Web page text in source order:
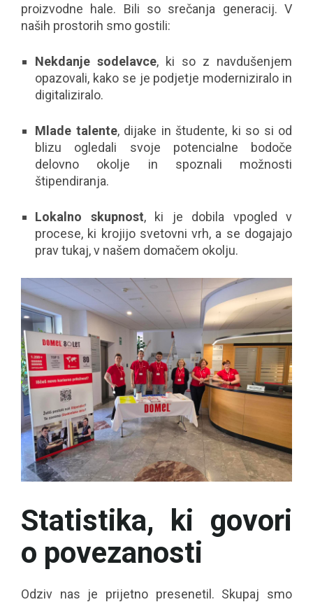
proizvodne hale. Bili so srečanja generacij. V
naših prostorih smo gostili:
Nekdanje sodelavce, ki so z navdušenjem
opazovali, kako se je podjetje moderniziralo in
digitaliziralo.
Mlade talente, dijake in študente, ki so si od
blizu ogledali svoje potencialne bodoče
delovno okolje in spoznali možnosti
štipendiranja.
Lokalno skupnost, ki je dobila vpogled v
procese, ki krojijo svetovni vrh, a se dogajajo
prav tukaj, v našem domačem okolju.
Statistika, ki govori
o povezanosti
Odziv nas je prijetno presenetil. Skupaj smo